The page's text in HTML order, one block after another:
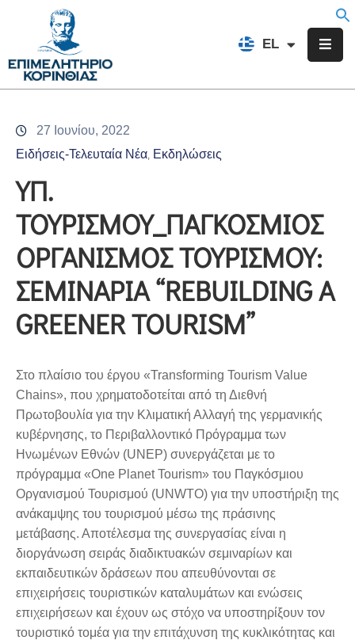
EL
FR
Επιμελητήριο
Υπηρεσίες
Προγράμματα
Δράσεις
Εκδηλώσεις
Επικοινωνία
27 Ιουνίου, 2022
Ειδήσεις-Τελευταία Νέα Εκδηλώσεις
ΥΠ.
ΤΟΥΡΙΣΜΟΥ_ΠΑΓΚΟΣΜΙΟΣ
ΟΡΓΑΝΙΣΜΟΣ ΤΟΥΡΙΣΜΟΥ:
ΣΕΜΙΝΑΡΙΑ “REBUILDING A
GREENER TOURISM”
Στο πλαίσιο του έργου «Transforming Tourism Value
Chains», που χρηματοδοτείται από τη Διεθνή
Πρωτοβουλία για την Κλιματική Αλλαγή της γερμανικής
κυβέρνησης, το Περιβαλλοντικό Πρόγραμμα των
Ηνωμένων Εθνών (UNEP) συνεργάζεται με το
πρόγραμμα «One Planet Tourism» του Παγκόσμιου
Οργανισμού Τουρισμού (UNWTO) για την υποστήριξη της
ανάκαμψης του τουρισμού μέσω της πράσινης
μετάβασης. Αποτέλεσμα της συνεργασίας είναι η
διοργάνωση σειράς διαδικτυακών σεμιναρίων και
εκπαιδευτικών δράσεων που απευθύνονται σε
επιχειρήσεις τουριστικών καταλυμάτων και ενώσεις
επιχειρήσεων και έχουν ως στόχο να υποστηρίξουν τον
τουριστικό τομέα για την επιτάχυνση της κυκλικότητας και